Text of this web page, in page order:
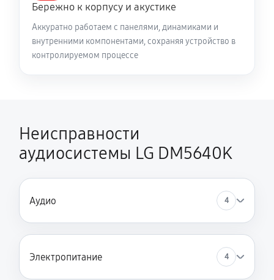
Бережно к корпусу и акустике
Аккуратно работаем с панелями, динамиками и
внутренними компонентами, сохраняя устройство в
контролируемом процессе
Неисправности
аудиосистемы LG DM5640K
Аудио 4
Электропитание 4